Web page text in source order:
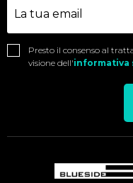
Presto il consenso al
visione dell'informativa